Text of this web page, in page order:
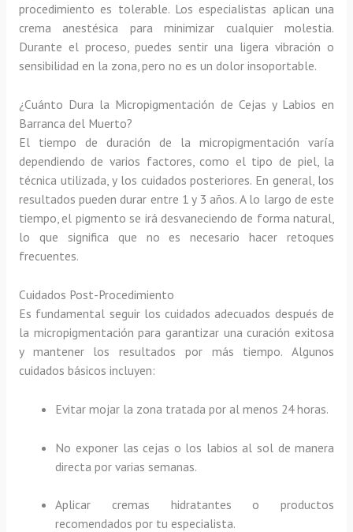
procedimiento es tolerable. Los especialistas aplican una
crema anestésica para minimizar cualquier molestia.
Durante el proceso, puedes sentir una ligera vibración o
sensibilidad en la zona, pero no es un dolor insoportable.
¿Cuánto Dura la Micropigmentación de Cejas y Labios en
Barranca del Muerto?
El tiempo de duración de la micropigmentación varía
dependiendo de varios factores, como el tipo de piel, la
técnica utilizada, y los cuidados posteriores. En general, los
resultados pueden durar entre 1 y 3 años. A lo largo de este
tiempo, el pigmento se irá desvaneciendo de forma natural,
lo que significa que no es necesario hacer retoques
frecuentes.
Cuidados Post-Procedimiento
Es fundamental seguir los cuidados adecuados después de
la micropigmentación para garantizar una curación exitosa
y mantener los resultados por más tiempo. Algunos
cuidados básicos incluyen:
Evitar mojar la zona tratada por al menos 24 horas.
No exponer las cejas o los labios al sol de manera
directa por varias semanas.
Aplicar cremas hidratantes o productos
recomendados por tu especialista.